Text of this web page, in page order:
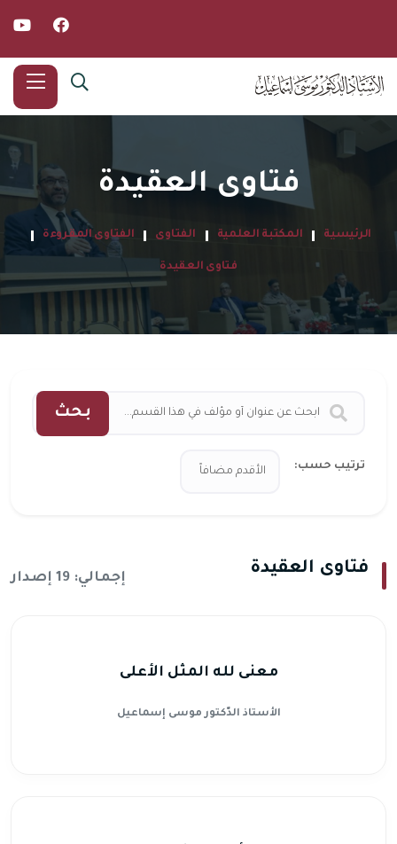
فتاوى العقيدة
الرئيسية المكتبة العلمية الفتاوى الفتاوى المقروءة
فتاوى العقيدة
بحث
ترتيب حسب:
فتاوى العقيدة إجمالي: 19 إصدار
معنى لله المثل الأعلى
الأستاذ الدّكتور موسى إسماعيل